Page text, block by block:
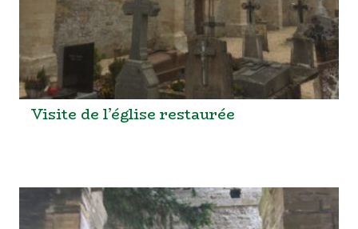
Visite de l’église restaurée